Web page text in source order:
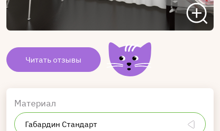
Читать отзывы
Материал